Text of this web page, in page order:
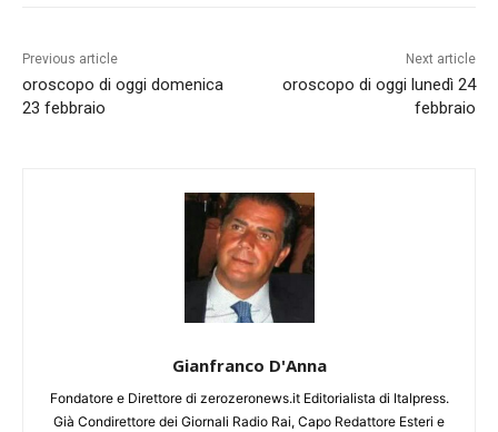
Previous article
oroscopo di oggi domenica
23 febbraio
Next article
oroscopo di oggi lunedì 24
febbraio
Gianfranco D'Anna
Fondatore e Direttore di zerozeronews.it Editorialista di Italpress.
Già Condirettore dei Giornali Radio Rai, Capo Redattore Esteri e